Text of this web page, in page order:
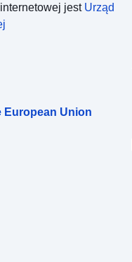
jest Urząd
European Union